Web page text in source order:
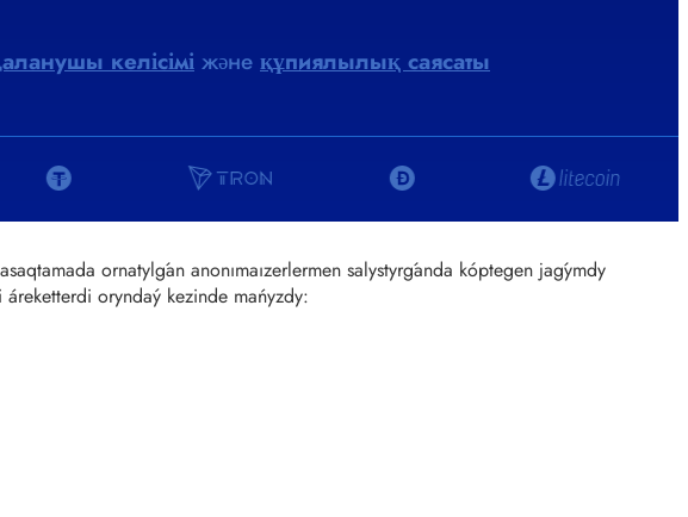
келісімі және құпиялылық саясаты
ornatylǵan anonımaızerlermen salystyrǵanda kóptegen jaǵymdy
oryndaý kezinde mańyzdy: